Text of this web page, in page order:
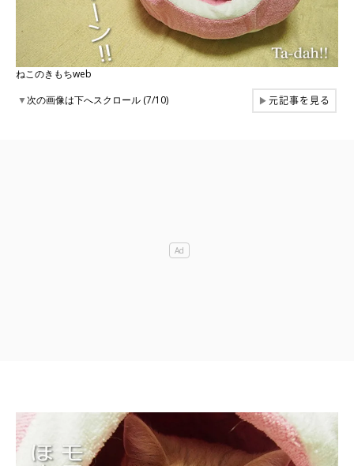
ねこのきもちweb
▼次の画像は下へスクロール (7/10) ▶元記事を見る